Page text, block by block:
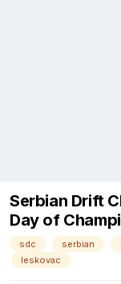
Serbian Drift
Day of
sdc serbian
leskovac